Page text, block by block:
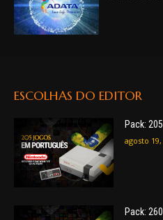
ESCOLHAS DO EDITOR
Pack:
agosto 19,
Pack: